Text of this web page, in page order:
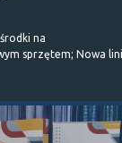
na
sprzętem; Nowa